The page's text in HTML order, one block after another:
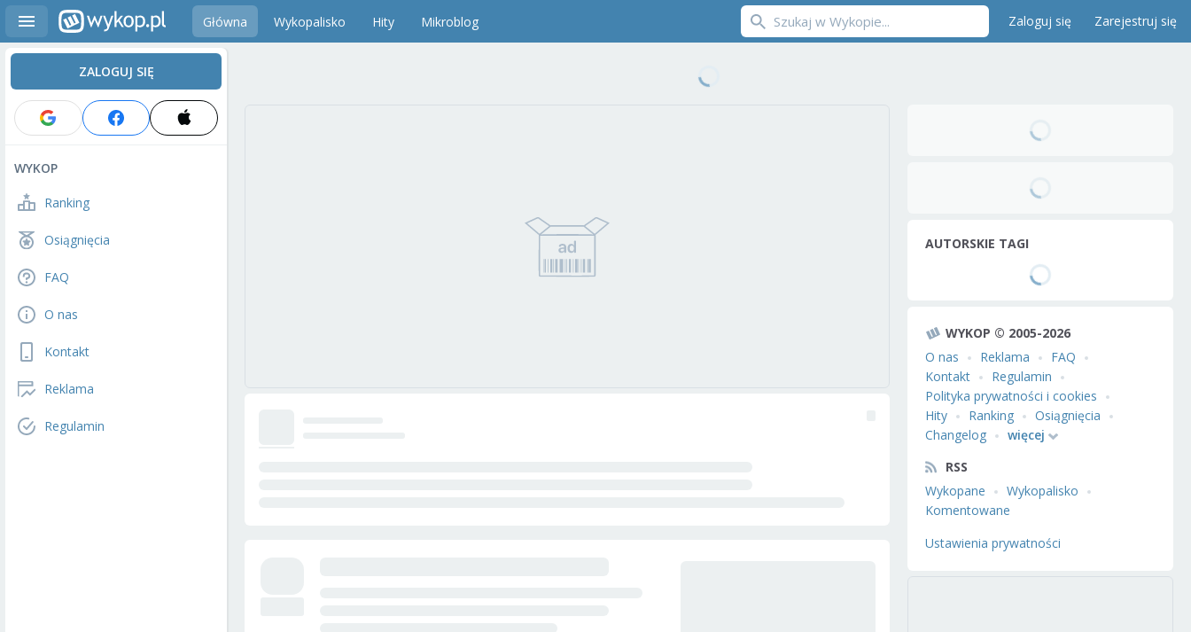
Główna Wykopalisko Hity Mikroblog Zaloguj się Zarejestruj się
ZALOGUJ SIĘ
WYKOP
Ranking
Osiągnięcia
FAQ
O nas
Kontakt
Reklama
Regulamin
AUTORSKIE TAGI
WYKOP © 2005-2026
O nas
Reklama
FAQ
Kontakt
Regulamin
Polityka prywatności i cookies
Hity
Ranking
Osiągnięcia
Changelog
więcej
RSS
Wykopane
Wykopalisko
Komentowane
Ustawienia prywatności